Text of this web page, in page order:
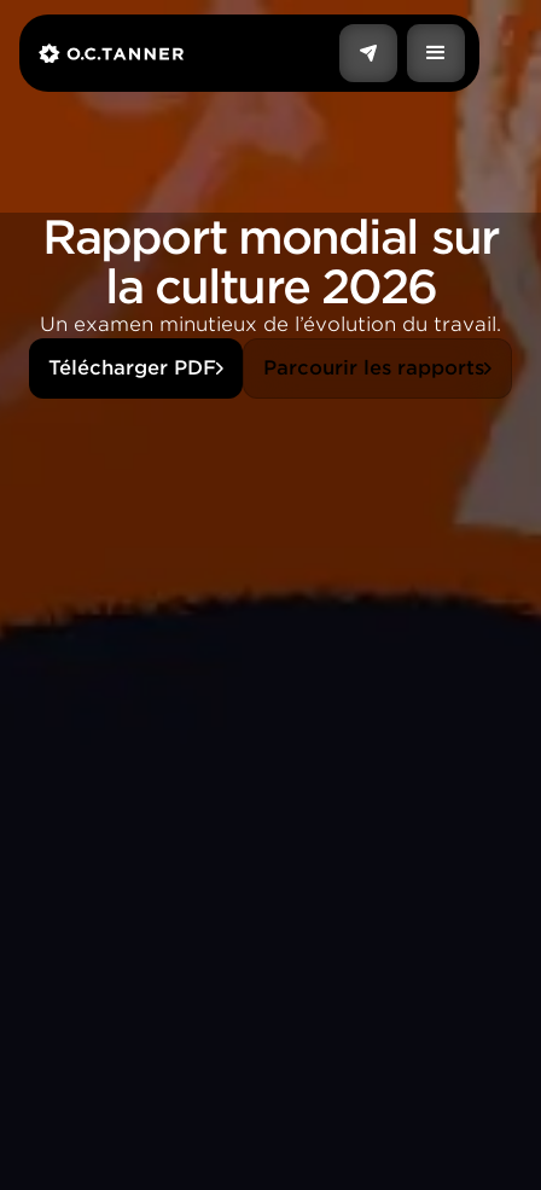
Rapport mondial sur
la culture 2026
Un examen minutieux de l’évolution du travail.
Télécharger PDF
Parcourir les rapports